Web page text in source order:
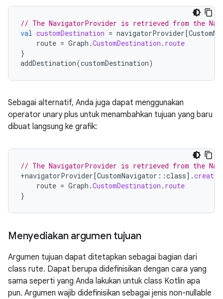
// The NavigatorProvider is retrieved from the
val customDestination = navigatorProvider[
route = Graph .CustomDestination . route
}
addDestination(customDestination)
Sebagai alternatif, Anda juga dapat menggunakan
operator unary plus untuk menambahkan tujuan yang baru
dibuat langsung ke grafik:
// The NavigatorProvider is retrieved from the
+navigatorProvider[CustomNavigator ::class] .
route = Graph .CustomDestination . route
}
Menyediakan argumen tujuan
Argumen tujuan dapat ditetapkan sebagai bagian dari
class rute. Dapat berupa didefinisikan dengan cara yang
sama seperti yang Anda lakukan untuk class Kotlin apa
pun. Argumen wajib didefinisikan sebagai jenis non-nullable